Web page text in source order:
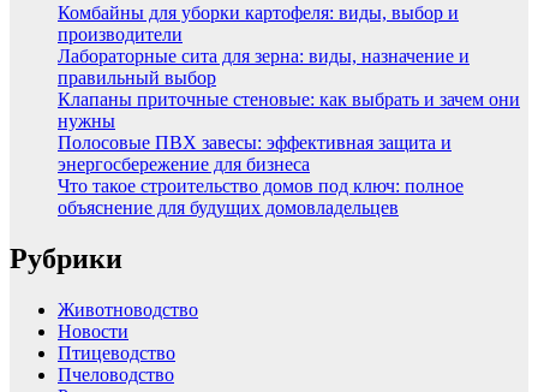
Комбайны для уборки картофеля: виды, выбор и
производители
Лабораторные сита для зерна: виды, назначение и
правильный выбор
Клапаны приточные стеновые: как выбрать и зачем они
нужны
Полосовые ПВХ завесы: эффективная защита и
энергосбережение для бизнеса
Что такое строительство домов под ключ: полное
объяснение для будущих домовладельцев
Рубрики
Животноводство
Новости
Птицеводство
Пчеловодство